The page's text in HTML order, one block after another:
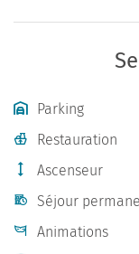
Parking
Restauration
Ascenseur
Séjour
Animations